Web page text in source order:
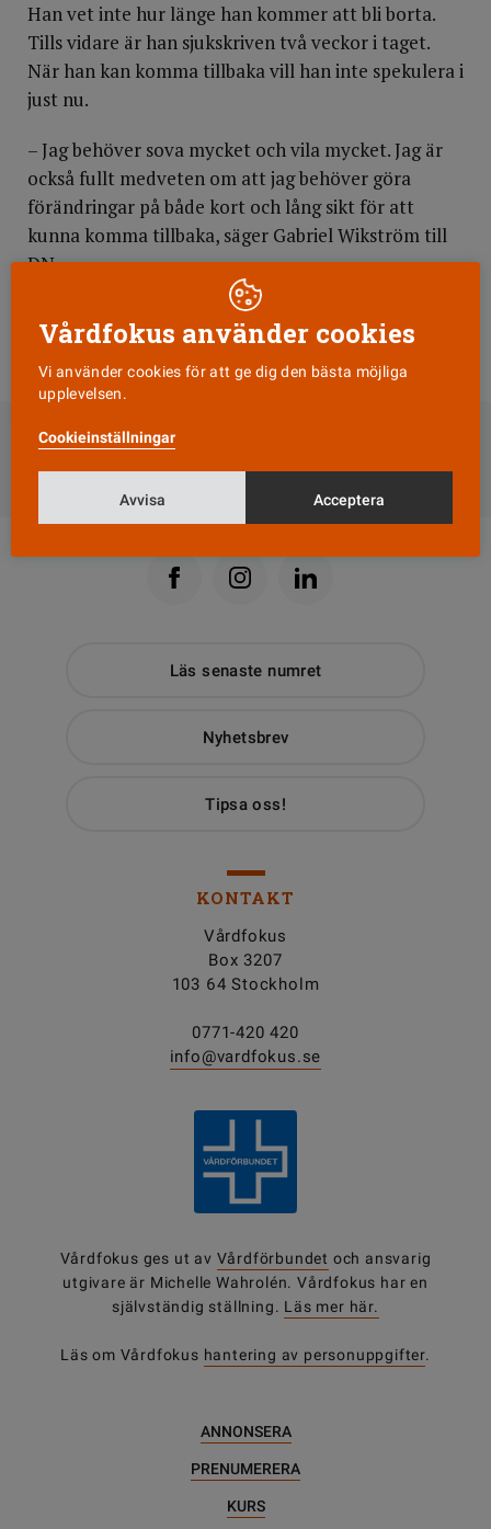
Han vet inte hur länge han kommer att bli borta.
Tills vidare är han sjukskriven två veckor i taget.
När han kan komma tillbaka vill han inte spekulera i
just nu.
– Jag behöver sova mycket och vila mycket. Jag är
också fullt medveten om att jag behöver göra
förändringar på både kort och lång sikt för att
kunna komma tillbaka, säger Gabriel Wikström till
DN.
Wikströms arbetsuppgifter tas tills vidare över av
socialförsäkringsminister Annika Strandhäll.
DELA
Till Vårdfokus startsida
Läs senaste numret
Nyhetsbrev
Tipsa oss!
KONTAKT
Vårdfokus
Box 3207
103 64 Stockholm
0771-420 420
info@vardfokus.se
Vårdfokus ges ut av Vårdförbundet och ansvarig
utgivare är Michelle Wahrolén. Vårdfokus har en
självständig ställning. Läs mer här.
Läs om Vårdfokus hantering av personuppgifter.
ANNONSERA
PRENUMERERA
KURS
Vårdfokus använder cookies
Vi använder cookies för att ge dig den bästa möjliga
upplevelsen.
Cookieinställningar
Avvisa Acceptera